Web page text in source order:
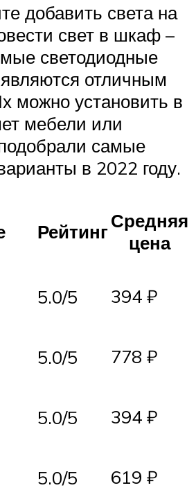
добавить света на
свет в шкаф –
светодиодные
отличным
можно установить в
мебели или
самые
в 2022 году.
РейтингСредняя
цена
5.0/5 394 ₽
5.0/5 778 ₽
5.0/5 394 ₽
5.0/5 619 ₽